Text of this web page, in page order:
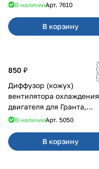
В наличииАрт. 7610
В корзину
850 ₽
Диффузор (кожух)
вентилятора охлаждения
двигателя для Гранта,
Калина-2, Датсун нового
В наличииАрт. 5050
В корзину